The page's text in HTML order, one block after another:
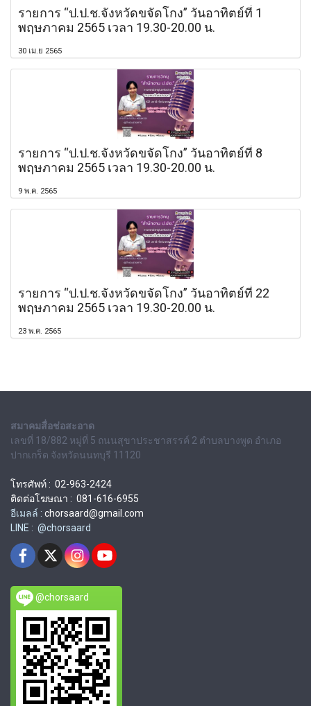
รายการ “ป.ป.ช.จังหวัดขจัดโกง” วันอาทิตย์ที่ 1
พฤษภาคม 2565 เวลา 19.30-20.00 น.
30 เม.ย 2565
รายการ “ป.ป.ช.จังหวัดขจัดโกง” วันอาทิตย์ที่ 8
พฤษภาคม 2565 เวลา 19.30-20.00 น.
9 พ.ค. 2565
รายการ “ป.ป.ช.จังหวัดขจัดโกง” วันอาทิตย์ที่ 22
พฤษภาคม 2565 เวลา 19.30-20.00 น.
23 พ.ค. 2565
สมาคมสื่อช่อสะอาด
เลขที่ 18/882 หมู่ที่ 5 ถนนสุขาประชาสรรค์ 2 ตำบลบางพูด อำเภอ
ปากเกร็ด จังหวัดนนทบุรี 11120
โทรศัพท์ : 02-963-2424
ติดต่อโฆษณา : 081-616-6955
อีเมลล์ : chorsaard@gmail.com
LINE : @chorsaard
@chorsaard